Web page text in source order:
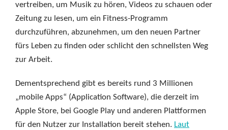
vertreiben, um Musik zu hören, Videos zu schauen oder
Zeitung zu lesen, um ein Fitness-Programm
durchzuführen, abzunehmen, um den neuen Partner
fürs Leben zu finden oder schlicht den schnellsten Weg
zur Arbeit.
Dementsprechend gibt es bereits rund 3 Millionen
„mobile Apps“ (Application Software), die derzeit im
Apple Store, bei Google Play und anderen Plattformen
für den Nutzer zur Installation bereit stehen. Laut